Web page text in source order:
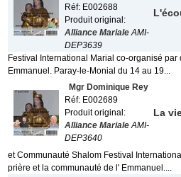
Réf: E002688
Produit original:
Alliance MarialeAMI-
DEP3639
Festival International Marial co-organisé
Emmanuel. Paray-le-Monial du 14 au 19...
Mgr Dominique Rey
Réf: E002689
Produit original:
Alliance MarialeAMI-
DEP3640
La
et Communauté Shalom Festival
prière et la communauté de l' Emmanuel....